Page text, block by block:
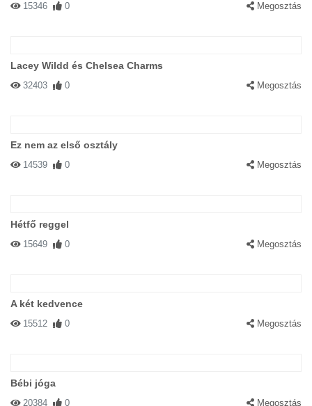
15346 0 Megosztás
Lacey Wildd és Chelsea Charms
32403 0 Megosztás
Ez nem az első osztály
14539 0 Megosztás
Hétfő reggel
15649 0 Megosztás
A két kedvence
15512 0 Megosztás
Bébi jóga
20384 0 Megosztás